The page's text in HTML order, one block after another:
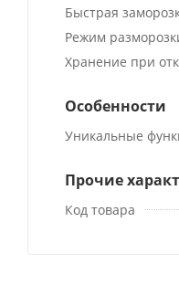
Быстрая
Режим
Хранение при
Особенности
Уникальные
Прочие
Код товара